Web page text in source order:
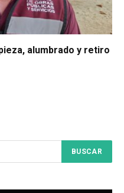
alumbrado y retiro